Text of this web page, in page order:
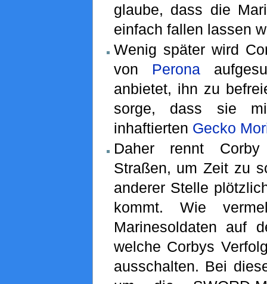
glaube, dass die
einfach fallen lassen
Wenig später wird
von Perona
anbietet, ihn zu
sorge, dass sie
inhaftierten Gecko
Daher rennt
Straßen, um Zeit zu
anderer Stelle
kommt. Wie
Marinesoldaten auf
welche Corbys
ausschalten. Bei